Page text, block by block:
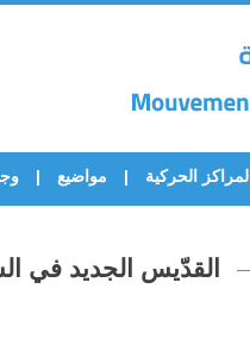
المراكز الحركية مواضيع
القدّيس الجديد في